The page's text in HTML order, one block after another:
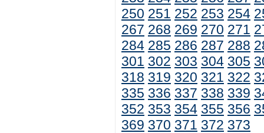
250 251 252 253 254
267 268 269 270 271
284 285 286 287 288
301 302 303 304 305
318 319 320 321 322
335 336 337 338 339
352 353 354 355 356
369 370 371 372 373